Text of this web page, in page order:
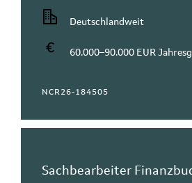
Deutschlandweit
60.000–90.000 EUR
NCR26-184505
Sachbearbeiter